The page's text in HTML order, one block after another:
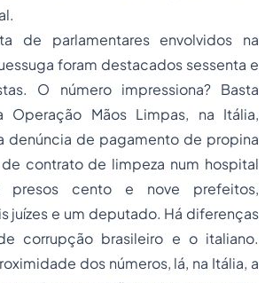
de parlamentares envolvidos na
foram destacados sessenta e
O número impressiona? Basta
Operação Mãos Limpas, na Itália,
denúncia de pagamento de propina
contrato de limpeza num hospital
presos cento e nove prefeitos,
juízes e um deputado. Há diferenças
corrupção brasileiro e o italiano.
dos números, lá, na Itália, a